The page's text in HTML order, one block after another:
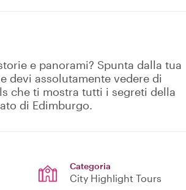
e panorami? Spunta dalla tua
devi assolutamente vedere di
che ti mostra tutti i segreti della
di Edimburgo.
Categoria
City Highlight Tours